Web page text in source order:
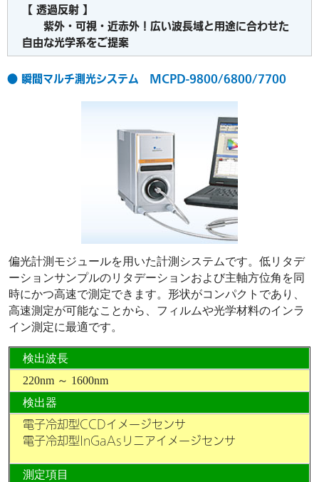
【 透過反射 】
紫外・可視・近赤外！広い波長域と用途に合わせた
自由な光学系をご提案
● 瞬間マルチ測光システム MCPD-9800/6800/7700
偏光計測モジュールを用いた計測システムです。低リタデ
ーションサンプルのリタデーションおよび主軸方位角を同
時にかつ高速で測定できます。形状がコンパクトであり、
高速測定が可能なことから、フィルムや光学材料のインラ
イン測定に最適です。
検出波長
220nm ～ 1600nm
検出器
電子冷却型CCDイメージセンサ
電子冷却型InGaAsリニアイメージセンサ
測定項目